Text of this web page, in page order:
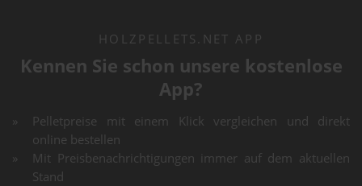
HOLZPELLETS.NET APP
Kennen Sie schon unsere kostenlose
App?
Pelletpreise mit einem Klick vergleichen und direkt
online bestellen
Mit Preisbenachrichtigungen immer auf dem aktuellen
Stand